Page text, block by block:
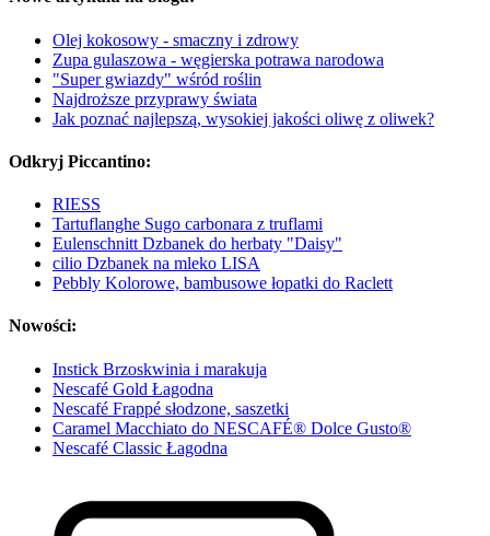
Olej kokosowy - smaczny i zdrowy
Zupa gulaszowa - węgierska potrawa narodowa
"Super gwiazdy" wśród roślin
Najdroższe przyprawy świata
Jak poznać najlepszą, wysokiej jakości oliwę z oliwek?
Odkryj Piccantino:
RIESS
Tartuflanghe Sugo carbonara z truflami
Eulenschnitt Dzbanek do herbaty "Daisy"
cilio Dzbanek na mleko LISA
Pebbly Kolorowe, bambusowe łopatki do Raclett
Nowości:
Instick Brzoskwinia i marakuja
Nescafé Gold Łagodna
Nescafé Frappé słodzone, saszetki
Caramel Macchiato do NESCAFÉ® Dolce Gusto®
Nescafé Classic Łagodna